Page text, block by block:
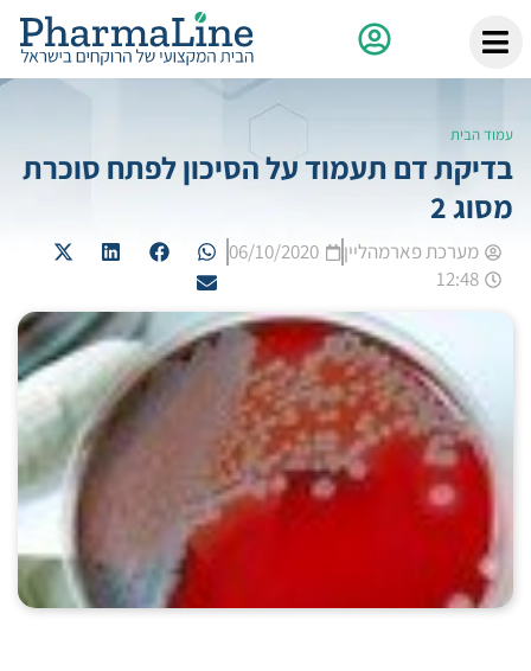
עמוד הבית
בדיקת דם תעמוד על הסיכון לפתח סוכרת
מסוג 2
מערכת פארמהליין
06/10/2020
12:48